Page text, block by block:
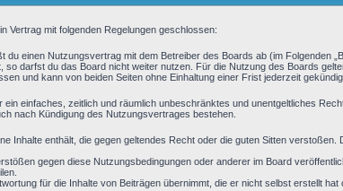
Vertrag mit folgenden Regelungen geschlossen:
du einen Nutzungsvertrag mit dem Betreiber des Boards ab (im Folgenden
darfst du das Board nicht weiter nutzen. Für die Nutzung des Boards
und kann von beiden Seiten ohne Einhaltung einer Frist jederzeit
einfaches, zeitlich und räumlich unbeschränktes und unentgeltliches
nach Kündigung des Nutzungsvertrages bestehen.
Inhalte enthält, die gegen geltendes Recht oder die guten Sitten
gegen diese Nutzungsbedingungen oder anderer im Board
für die Inhalte von Beiträgen übernimmt, die er nicht selbst erstellt